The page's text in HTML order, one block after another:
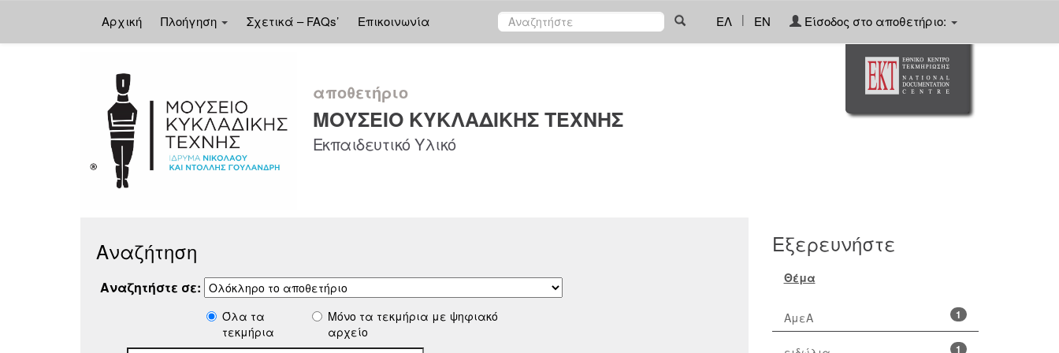
Αρχική Πλοήγηση Σχετικά – FAQs’ Επικοινωνία ΕΛ | EN Είσοδος στο αποθετήριο:
αποθετήριο
ΜΟΥΣΕΙΟ ΚΥΚΛΑΔΙΚΗΣ ΤΕΧΝΗΣ
Εκπαιδευτικό Υλικό
Αναζήτηση
Αναζητήστε σε:
Όλα τα
τεκμήρια
Μόνο τα τεκμήρια με ψηφιακό
αρχείο
Εξερευνήστε
Θέμα
1
ΑμεΑ
1